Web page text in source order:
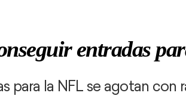
entradas
para la NFL se agotan